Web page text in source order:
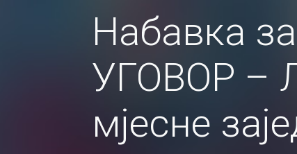
Набавка
УГОВОР –
мјесне